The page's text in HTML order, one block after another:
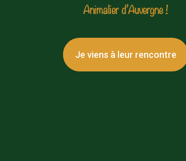
Animalier d’Auvergne !
Je viens à leur rencontre